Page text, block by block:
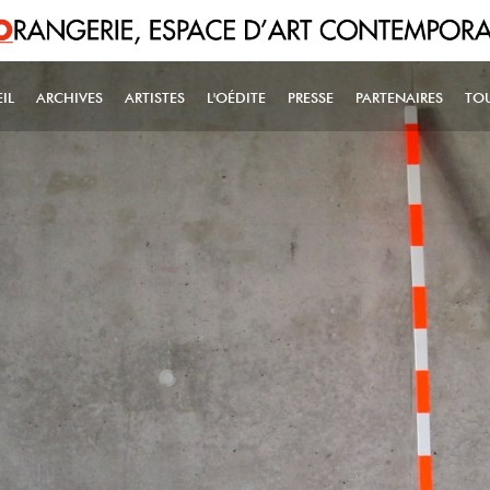
NAVIGATION
ARCHIVES ARTISTES L'OÉDITE PRESSE PARTENAIRES